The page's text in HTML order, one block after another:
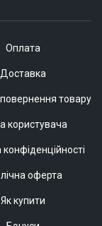
Оплата
Доставка
повернення товару
користувача
конфіденційності
оферта
Як купити